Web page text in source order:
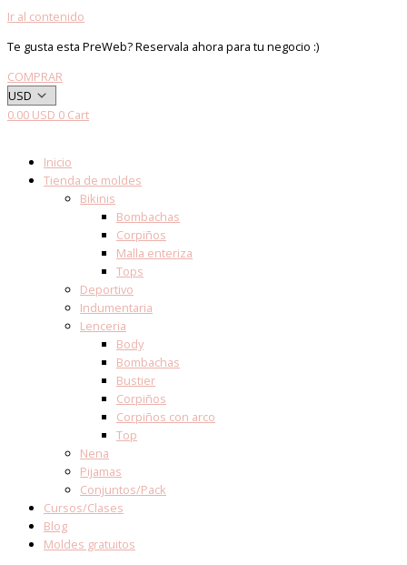
Ir al contenido
Te gusta esta PreWeb? Reservala ahora para tu negocio :)
COMPRAR
0.00 USD 0 Cart
Inicio
Tienda de moldes
Bikinis
Bombachas
Corpiños
Malla enteriza
Tops
Deportivo
Indumentaria
Lenceria
Body
Bombachas
Bustier
Corpiños
Corpiños con arco
Top
Nena
Pijamas
Conjuntos/Pack
Cursos/Clases
Blog
Moldes gratuitos